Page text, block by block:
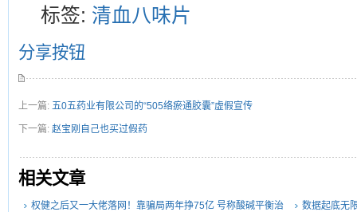
标签: 清血八味片
分享按钮
上一篇: 五0五药业有限公司的“505络瘀通胶囊”虚假宣传
下一篇: 赵宝刚自己也买过假药
相关文章
权健之后又一大佬落网！靠骗局两年挣75亿 号称酸碱平衡治
数据起底无